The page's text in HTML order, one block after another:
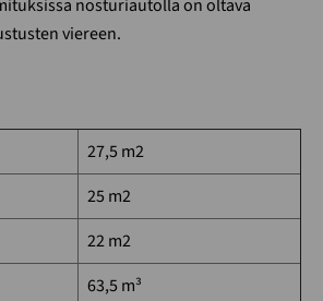
nosturiautolla on oltava
viereen.
27,5 m2
25 m2
22 m2
63,5 m³